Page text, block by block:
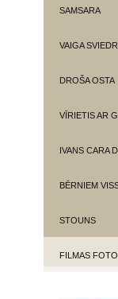
SAMSARA
VAIGA
DROŠA OSTA
VĪRIETIS AR
IVANS CARA
BĒRNIEM
STOUNS
FILMAS